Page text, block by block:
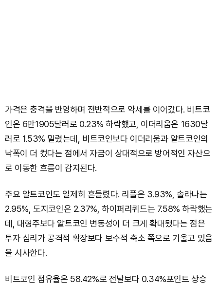
가격은 충격을 반영하며 전반적으로 약세를 이어갔다. 비트코
인은 6만1905달러로 0.23% 하락했고, 이더리움은 1630달
러로 1.53% 밀렸는데, 비트코인보다 이더리움과 알트코인의
낙폭이 더 컸다는 점에서 자금이 상대적으로 방어적인 자산으
로 이동한 흐름이 감지된다.
주요 알트코인도 일제히 흔들렸다. 리플은 3.93%, 솔라나는
2.95%, 도지코인은 2.37%, 하이퍼리퀴드는 7.58% 하락했는
데, 대형주보다 알트코인 변동성이 더 크게 확대됐다는 점은
투자 심리가 공격적 확장보다 보수적 축소 쪽으로 기울고 있음
을 시사한다.
비트코인 점유율은 58.42%로 전날보다 0.34%포인트 상승